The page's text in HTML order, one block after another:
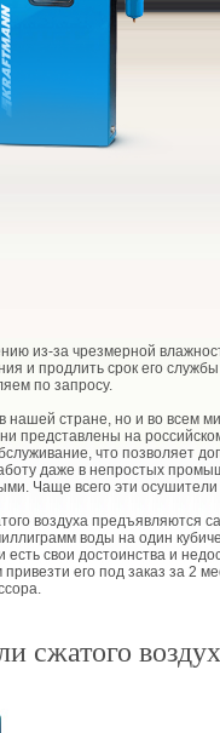
из-за чрезмерной
и продлить срок его
по запросу.
стране, но и во всем
представлены на
что позволяет
даже в непростых
Чаще всего эти
воздуха предъявляются
воды на один
свои достоинства и
его под заказ за 2
сжатого